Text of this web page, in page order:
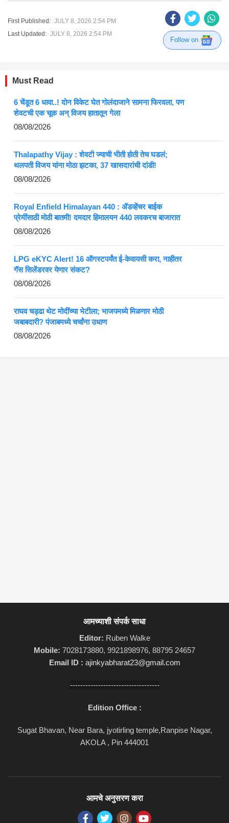
First Published: JULY 8, 2026 2:54 PM
Last Updated: JULY 8, 2026 2:54 PM
Follow on
Must Read
6 चेंडूत 6 धावा..! दोन विकेट घेत गोलंदाजाने सामना फिरवला, पण
शेवटची एक चूक अन् विजय हातातून गेला
08/08/2026
Thalapathy Vijay : शेवटी ज्याची भीती होती तेच घडलं;
थलपती विजय यांना मोठा झटका, 37 खासदारांची दांडी!
08/08/2026
Royal Enfield Himalayan 440 : ॲडव्हेंचर बाईक
प्रेमींसाठी मोठी बातमी! दमदार हिमालयन 440 लवकरच बाजारात
08/08/2026
LPG eKYC Alert! 16 ऑगस्टपर्यंत ई-केवायसी करा, नाहीतर
गॅस सिलेंडरवर येणार संकट?
08/08/2026
राघव चड्ढा थेट मोदींच्या भेटीला; भाजपमध्ये मिळणार मोठी
जबाबदारी? पंजाबमध्ये चर्चांना उधाण
08/08/2026
आमच्याशी संपर्क साधा
Editor: Ruben Walke
Mobile: 7028173880, 9921898976, 88795 24657
Email ID : ajinkyabharat23@gmail.com
-----------------------------------
Edition Office :
Sugat Bhavan, Near Bara, jyotirling temple,Ranpise Nagar,
AKOLA , Pin 444001
आमचे अनुसरण करा